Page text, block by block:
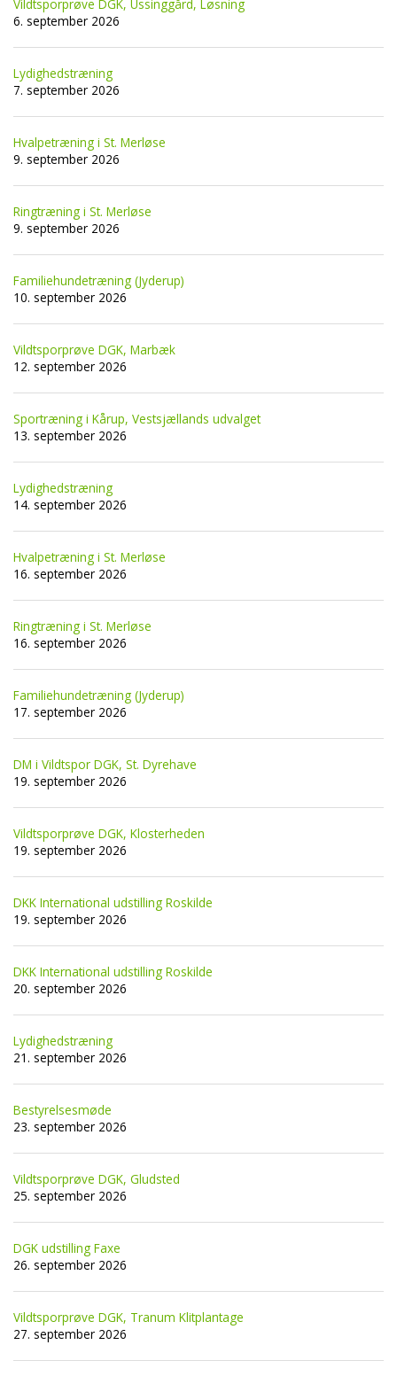
Vildtsporprøve DGK, Ussinggård, Løsning
6. september 2026
Lydighedstræning
7. september 2026
Hvalpetræning i St. Merløse
9. september 2026
Ringtræning i St. Merløse
9. september 2026
Familiehundetræning (Jyderup)
10. september 2026
Vildtsporprøve DGK, Marbæk
12. september 2026
Sportræning i Kårup, Vestsjællands udvalget
13. september 2026
Lydighedstræning
14. september 2026
Hvalpetræning i St. Merløse
16. september 2026
Ringtræning i St. Merløse
16. september 2026
Familiehundetræning (Jyderup)
17. september 2026
DM i Vildtspor DGK, St. Dyrehave
19. september 2026
Vildtsporprøve DGK, Klosterheden
19. september 2026
DKK International udstilling Roskilde
19. september 2026
DKK International udstilling Roskilde
20. september 2026
Lydighedstræning
21. september 2026
Bestyrelsesmøde
23. september 2026
Vildtsporprøve DGK, Gludsted
25. september 2026
DGK udstilling Faxe
26. september 2026
Vildtsporprøve DGK, Tranum Klitplantage
27. september 2026